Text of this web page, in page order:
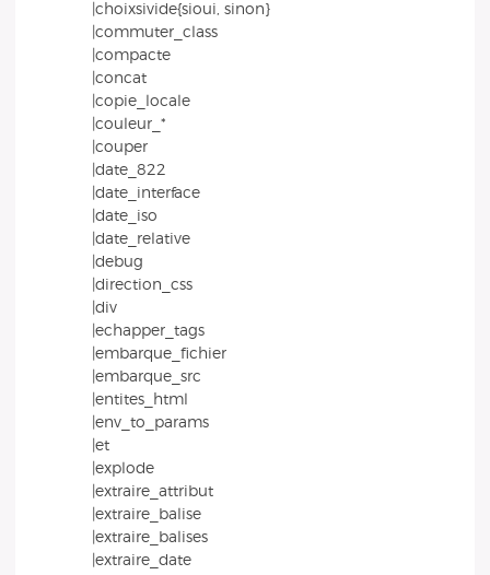
|choixsivide{sioui, sinon}
|commuter_class
|compacte
|concat
|copie_locale
|couleur_*
|couper
|date_822
|date_interface
|date_iso
|date_relative
|debug
|direction_css
|div
|echapper_tags
|embarque_fichier
|embarque_src
|entites_html
|env_to_params
|et
|explode
|extraire_attribut
|extraire_balise
|extraire_balises
|extraire_date